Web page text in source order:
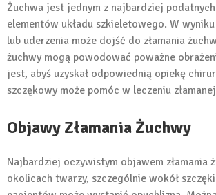
Żuchwa jest jednym z najbardziej
elementów układu szkieletowego. W
lub uderzenia może dojść do złamania
żuchwy mogą powodować poważne
jest, abyś uzyskał odpowiednią opiekę
szczękowy może pomóc w leczeniu
Objawy Złamania Żuchwy
Najbardziej oczywistym objawem złamania
okolicach twarzy, szczególnie wokół